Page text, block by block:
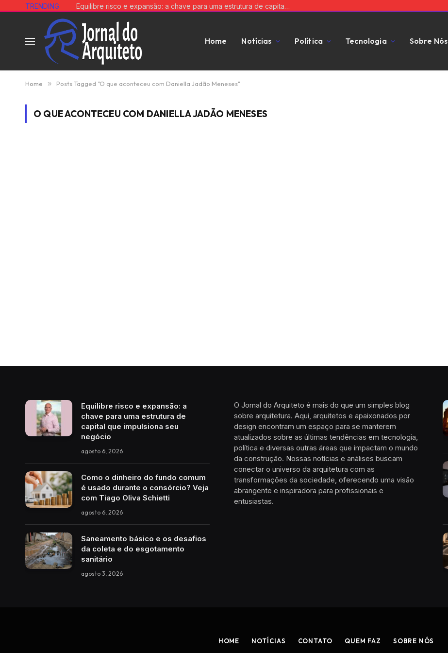
TRENDING Equilibre risco e expansão: a chave para uma estrutura de capital que impulsiona seu negócio
Home Notícias Política Tecnologia Sobre Nós
Home » Posts Tagged "O que aconteceu com Daniella Jadão Meneses"
O QUE ACONTECEU COM DANIELLA JADÃO MENESES
Equilibre risco e expansão: a
chave para uma estrutura de
capital que impulsiona seu
negócio
agosto 6, 2026
Como o dinheiro do fundo comum
é usado durante o consórcio? Veja
com Tiago Oliva Schietti
agosto 6, 2026
Saneamento básico e os desafios
da coleta e do esgotamento
sanitário
agosto 3, 2026
O Jornal do Arquiteto é mais do que um simples blog
sobre arquitetura. Aqui, arquitetos e apaixonados por
design encontram um espaço para se manterem
atualizados sobre as últimas tendências em tecnologia,
política e diversas outras áreas que impactam o mundo
da construção. Nossas notícias e análises buscam
conectar o universo da arquitetura com as
transformações da sociedade, oferecendo uma visão
abrangente e inspiradora para profissionais e
entusiastas.
HOME NOTÍCIAS CONTATO QUEM FAZ SOBRE NÓS